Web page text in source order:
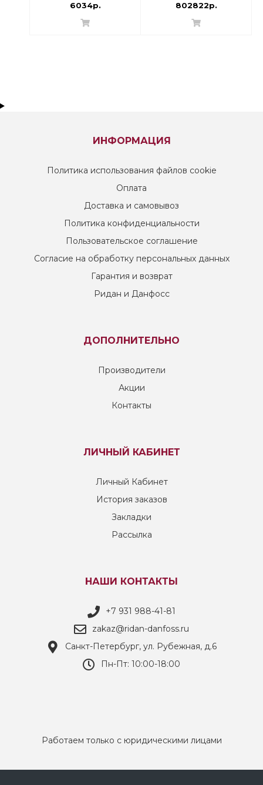
6034р. 802822р.
ИНФОРМАЦИЯ
Политика использования файлов cookie
Оплата
Доставка и самовывоз
Политика конфиденциальности
Пользовательское соглашение
Согласие на обработку персональных данных
Гарантия и возврат
Ридан и Данфосс
ДОПОЛНИТЕЛЬНО
Производители
Акции
Контакты
ЛИЧНЫЙ КАБИНЕТ
Личный Кабинет
История заказов
Закладки
Рассылка
НАШИ КОНТАКТЫ
+7 931 988-41-81
zakaz@ridan-danfoss.ru
Санкт-Петербург, ул. Рубежная, д.6
Пн-Пт: 10:00-18:00
Работаем только с юридическими лицами